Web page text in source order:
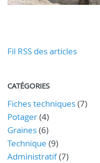
Fil RSS des articles
CATÉGORIES
Fiches techniques(7)
Potager(4)
Graines(6)
Technique (9)
Administratif(7)